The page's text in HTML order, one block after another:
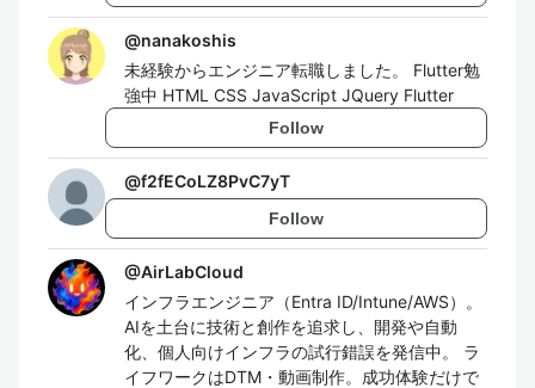
@nanakoshis
未経験からエンジニア転職しました。 Flutter勉
強中 HTML CSS JavaScript JQuery Flutter
Follow
@f2fECoLZ8PvC7yT
Follow
@AirLabCloud
インフラエンジニア（Entra ID/Intune/AWS）。
AIを土台に技術と創作を追求し、開発や自動
化、個人向けインフラの試行錯誤を発信中。 ラ
イフワークはDTM・動画制作。成功体験だけで